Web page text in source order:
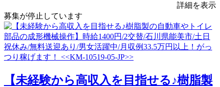
詳細を表示
募集が停止しています
【未経験から高収入を目指せる♪樹脂製